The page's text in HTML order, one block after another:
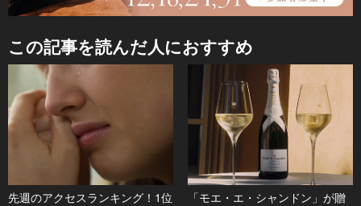
この記事を読んだ人におすすめ
先週のアクセスランキング！1位
「モエ・エ・シャンドン」が贈